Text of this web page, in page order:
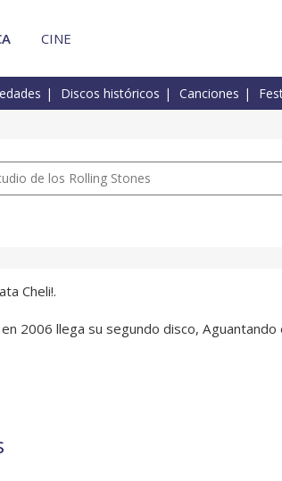
CINE
Discos históricos Canciones
de los Rolling Stones
Cheli!.
2006 llega su segundo disco, Aguantando